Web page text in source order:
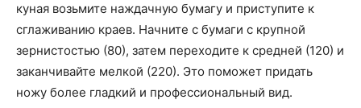
куная возьмите наждачную бумагу и приступите к
сглаживанию краев. Начните с бумаги с крупной
зернистостью (80), затем переходите к средней (120) и
заканчивайте мелкой (220). Это поможет придать
ножу более гладкий и профессиональный вид.